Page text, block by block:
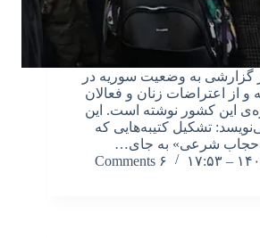
گزارشی به وضعیت سوریه در
و از اعتراضات زنان و فعالان
این کشور نوشته است. این
تشکیل کتیبه‌هایی که
«حجاب شرعی» به جای…
۶ Comments